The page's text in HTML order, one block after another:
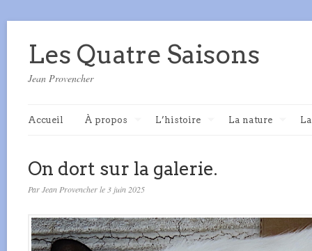
Les Quatre Saisons
Jean Provencher
Accueil À propos L’histoire La nature
On dort sur la galerie.
Par Jean Provencher le 3 juin 2025